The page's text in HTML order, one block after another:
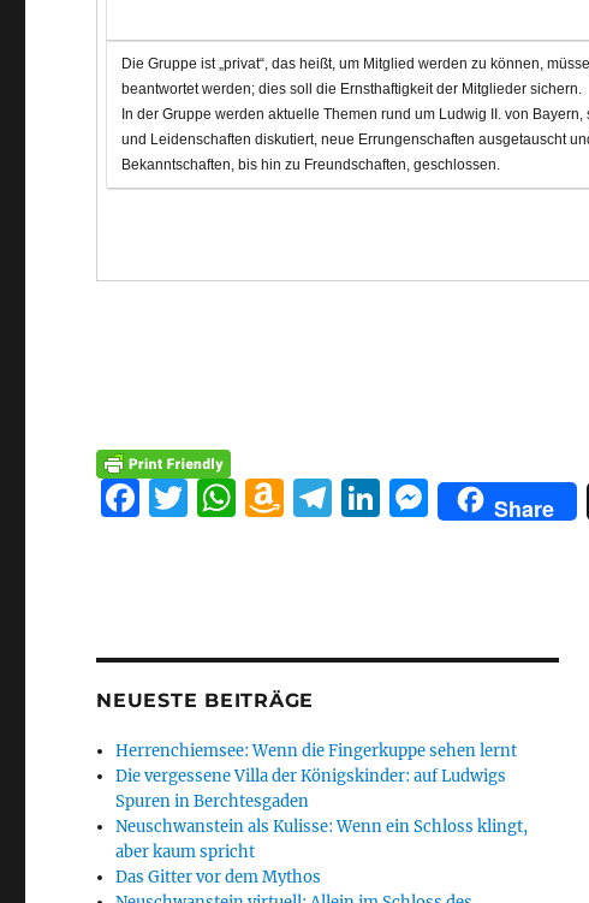
Die Gruppe ist „privat“, das heißt, um Mitglied werden zu können,
beantwortet werden; dies soll die Ernsthaftigkeit der Mitglieder sichern.
In der Gruppe werden aktuelle Themen rund um Ludwig II. von
und Leidenschaften diskutiert, neue Errungenschaften ausgetauscht
Bekanntschaften, bis hin zu Freundschaften, geschlossen.
F
b
o
k
T
r
W
A
p
A
o
n
W
is
h
Li
st
T
r
Li
d
n
M
e
n
er
Share
NEUESTE BEITRÄGE
Herrenchiemsee: Wenn die Fingerkuppe sehen lernt
Die vergessene Villa der Königskinder: auf Ludwigs
Spuren in Berchtesgaden
Neuschwanstein als Kulisse: Wenn ein Schloss klingt,
aber kaum spricht
Das Gitter vor dem Mythos